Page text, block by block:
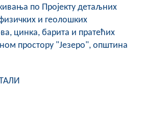
по Пројекту детаљних
и геолошких
цинка, барита и пратећих
простору "Језеро", општина